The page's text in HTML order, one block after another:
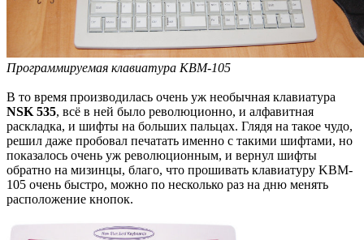
Программируемая клавиатура KBM-105
В то время производилась очень уж необычная клавиатура
NSK 535, всё в ней было революционно, и алфавитная
раскладка, и шифты на больших пальцах. Глядя на такое чудо,
решил даже пробовал печатать именно с такими шифтами, но
показалось очень уж революционным, и вернул шифты
обратно на мизинцы, благо, что прошивать клавиатуру KBM-
105 очень быстро, можно по несколько раз на дню менять
расположение кнопок.